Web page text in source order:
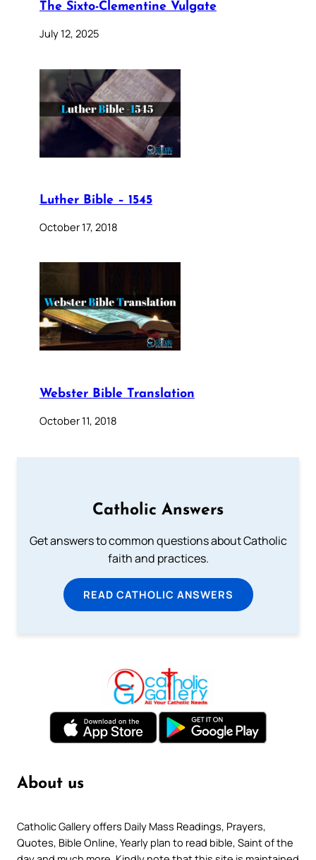
The Sixto-Clementine Vulgate
July 12, 2025
Luther Bible – 1545
October 17, 2018
Webster Bible Translation
October 11, 2018
Catholic Answers
Get answers to common questions about Catholic
faith and practices.
READ CATHOLIC ANSWERS
About us
Catholic Gallery offers Daily Mass Readings, Prayers,
Quotes, Bible Online, Yearly plan to read bible, Saint of the